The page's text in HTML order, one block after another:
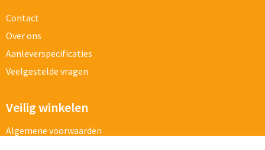
Contact
Over ons
Aanleverspecificaties
Veelgestelde vragen
Veilig winkelen
Algemene voorwaarden